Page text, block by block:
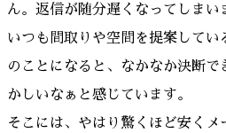
ん。返信が随分遅くなってしまい
いつも間取りや空間を提案してい
のことになると、なかなか決断
かしいなぁと感じています。
そこには、やはり驚くほど安く